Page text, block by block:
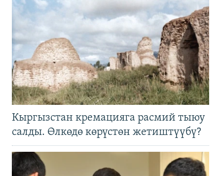
Кыргызстан кремацияга расмий тыюу
салды. Өлкөдө көрүстөн жетиштүүбү?